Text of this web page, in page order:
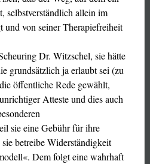
selbstverständlich allein im
und von seiner Therapiefreiheit
Dr. Witzschel, sie hätte
grundsätzlich ja erlaubt sei (zu
öffentliche Rede gewählt,
Atteste und dies auch
sie eine Gebühr für ihre
betreibe Widerständigkeit
Dem folgt eine wahrhaft